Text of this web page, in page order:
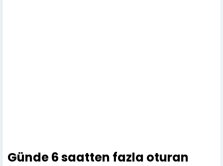
Günde 6 saatten fazla oturan